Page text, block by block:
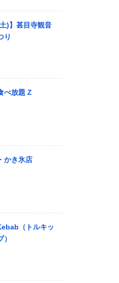
)】甚目寺観音
り
べ放題 Z
かき氷店
（トルキッ